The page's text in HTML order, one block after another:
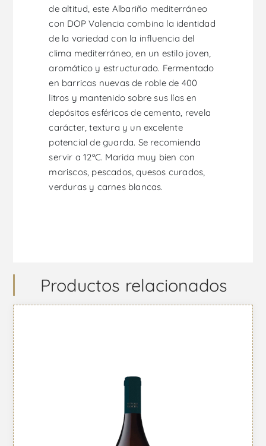
de altitud, este Albariño mediterráneo
con DOP Valencia combina la identidad
de la variedad con la influencia del
clima mediterráneo, en un estilo joven,
aromático y estructurado. Fermentado
en barricas nuevas de roble de 400
litros y mantenido sobre sus lías en
depósitos esféricos de cemento, revela
carácter, textura y un excelente
potencial de guarda. Se recomienda
servir a 12ºC. Marida muy bien con
mariscos, pescados, quesos curados,
verduras y carnes blancas.
Productos relacionados